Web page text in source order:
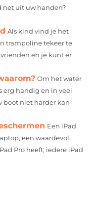
net uit uw handen?
Als kind vind je het
trampoline tekeer te
en je kunt er
Om het water
erg handig en in veel
boot niet harder kan
Een iPad
een waardevol
Pro heeft; iedere iPad